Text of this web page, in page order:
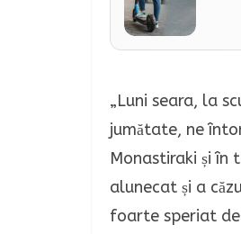
„Luni seara, la
jumătate, ne
Monastiraki și în
alunecat și a
foarte speriat de